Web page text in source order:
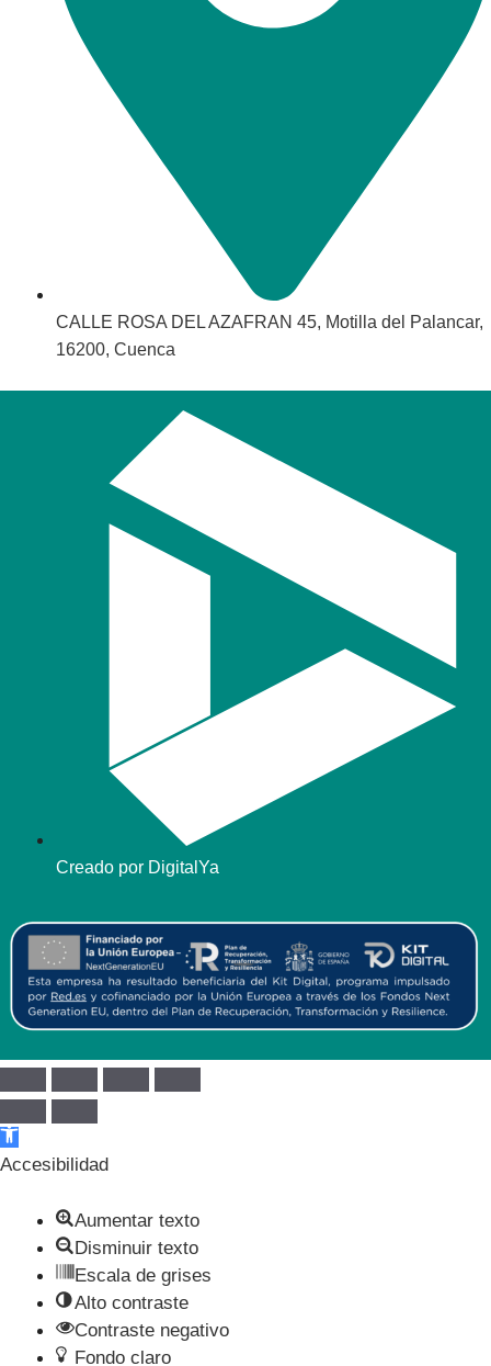
CALLE ROSA DEL AZAFRAN 45, Motilla del Palancar,
16200, Cuenca
Creado por DigitalYa
Abrir barra de herramientas
Accesibilidad
Aumentar texto
Disminuir texto
Escala de grises
Alto contraste
Contraste negativo
Fondo claro